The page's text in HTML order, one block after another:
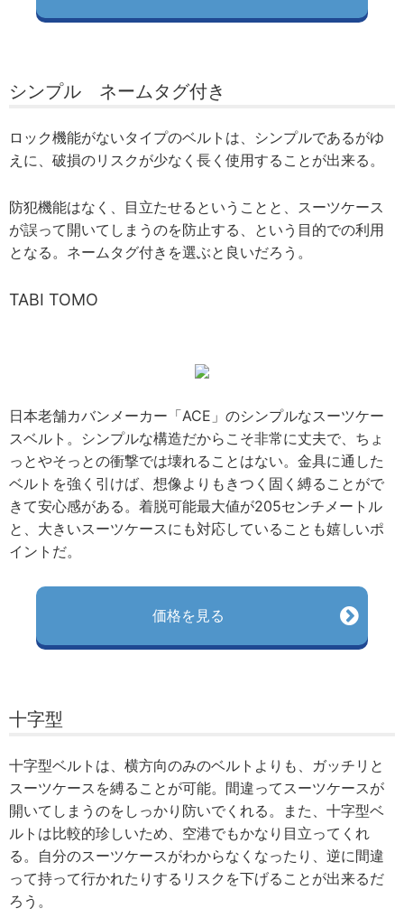
シンプル ネームタグ付き
ロック機能がないタイプのベルトは、シンプルであるがゆ
えに、破損のリスクが少なく長く使用することが出来る。
防犯機能はなく、目立たせるということと、スーツケース
が誤って開いてしまうのを防止する、という目的での利用
となる。ネームタグ付きを選ぶと良いだろう。
TABI TOMO
日本老舗カバンメーカー「ACE」のシンプルなスーツケー
スベルト。シンプルな構造だからこそ非常に丈夫で、ちょ
っとやそっとの衝撃では壊れることはない。金具に通した
ベルトを強く引けば、想像よりもきつく固く縛ることがで
きて安心感がある。着脱可能最大値が205センチメートル
と、大きいスーツケースにも対応していることも嬉しいポ
イントだ。
価格を見る
十字型
十字型ベルトは、横方向のみのベルトよりも、ガッチリと
スーツケースを縛ることが可能。間違ってスーツケースが
開いてしまうのをしっかり防いでくれる。また、十字型ベ
ルトは比較的珍しいため、空港でもかなり目立ってくれ
る。自分のスーツケースがわからなくなったり、逆に間違
って持って行かれたりするリスクを下げることが出来るだ
ろう。